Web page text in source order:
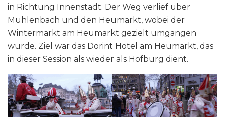
in Richtung Innenstadt. Der Weg verlief über
Mühlenbach und den Heumarkt, wobei der
Wintermarkt am Heumarkt gezielt umgangen
wurde. Ziel war das Dorint Hotel am Heumarkt, das
in dieser Session als wieder als Hofburg dient.